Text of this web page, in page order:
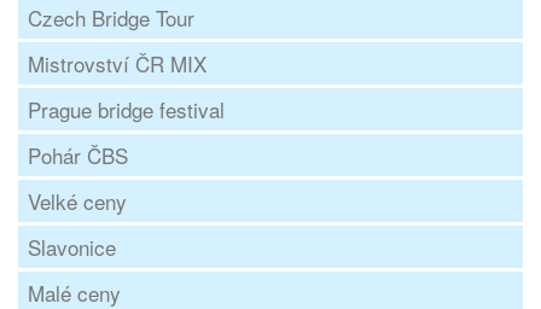
Czech Bridge Tour
Mistrovství ČR MIX
Prague bridge festival
Pohár ČBS
Velké ceny
Slavonice
Malé ceny